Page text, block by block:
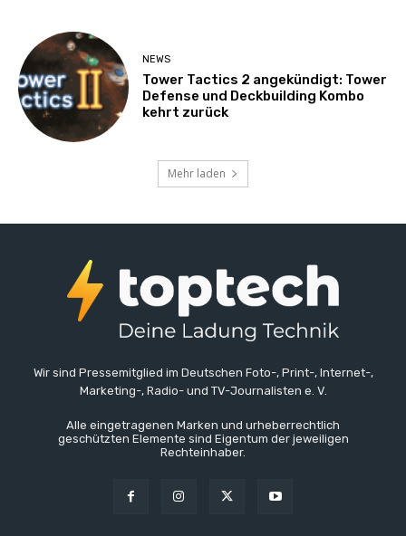
NEWS
Tower Tactics 2 angekündigt: Tower
Defense und Deckbuilding Kombo
kehrt zurück
Mehr laden
Wir sind Pressemitglied im Deutschen Foto-, Print-, Internet-,
Marketing-, Radio- und TV-Journalisten e. V.
Alle eingetragenen Marken und urheberrechtlich
geschützten Elemente sind Eigentum der jeweiligen
Rechteinhaber.